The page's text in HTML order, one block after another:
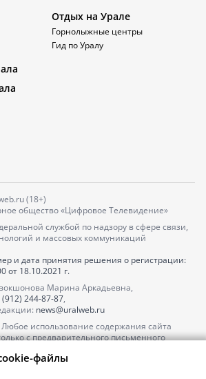
Отдых на Урале
Горнолыжные центры
Гид по Уралу
(18+)
общество «Цифровое Телевидение»
службой по надзору в сфере связи,
и массовых коммуникаций
и дата принятия решения о регистрации:
от 18.10.2021 г.
Марина Аркадьевна,
(912) 244-87-87,
news@uralweb.ru
использование содержания сайта
с предварительного письменного
рекламы обращайтесь по тел.
файлы